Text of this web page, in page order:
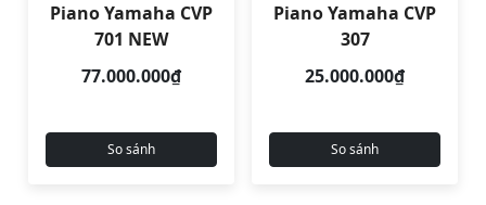
Piano Yamaha CVP
701 NEW
77.000.000₫
So sánh
Piano Yamaha CVP
307
25.000.000₫
So sánh